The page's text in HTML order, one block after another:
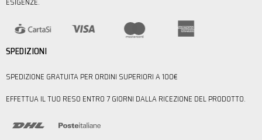
SPEDIZIONI
SPEDIZIONE GRATUITA PER ORDINI SUPERIORI A 100€
EFFETTUA IL TUO RESO ENTRO 7 GIORNI DALLA RICEZIONE DEL PRODOTTO.